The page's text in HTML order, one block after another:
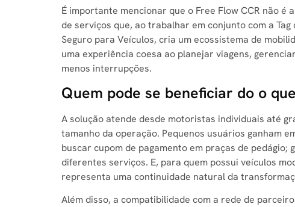
É importante mencionar que o Free Flow CCR não
de serviços que, ao trabalhar em conjunto com a Tag
Seguro para Veículos, cria um ecossistema de
uma experiência coesa ao planejar viagens,
menos interrupções.
Quem pode se beneficiar do o
A solução atende desde motoristas individuais até
tamanho da operação. Pequenos usuários ganham
buscar cupom de pagamento em praças de
diferentes serviços. E, para quem possui veículos
representa uma continuidade natural da
Além disso, a compatibilidade com a rede de